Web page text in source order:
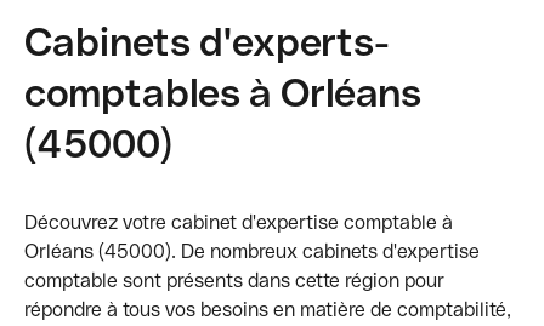
Cabinets d'experts-
comptables à Orléans
(45000)
Découvrez votre cabinet d'expertise comptable à
Orléans (45000). De nombreux cabinets d'expertise
comptable sont présents dans cette région pour
répondre à tous vos besoins en matière de comptabilité,